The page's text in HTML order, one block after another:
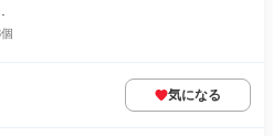
気になる